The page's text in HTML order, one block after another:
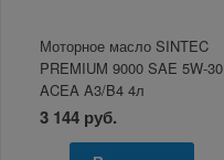
Моторное масло SINTEC
PREMIUM 9000 SAE 5W-30
ACEA A3/B4 4л
3 144 руб.